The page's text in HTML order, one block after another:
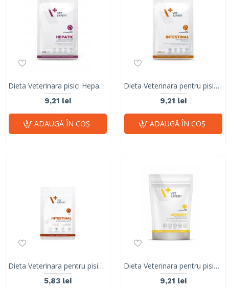
Dieta Veterinara pisici Hepatic CAT, VetExpert, plic, 100g
9,21 lei
ADAUGĂ ÎN COŞ
Dieta Veterinara pentru pisici Intestinal Cat, VetExpert, plic, 100g
9,21 lei
ADAUGĂ ÎN COŞ
Dieta Veterinara pentru pisici Intestinal Cat FUNCTIONAL SOUP, VetExpert, plic, 40g
5,83 lei
Dieta Veterinara pentru pisici adulte cu afectiuni ale tractului urinar, Urinary Cat, Vet Expert, 100g
9,21 lei